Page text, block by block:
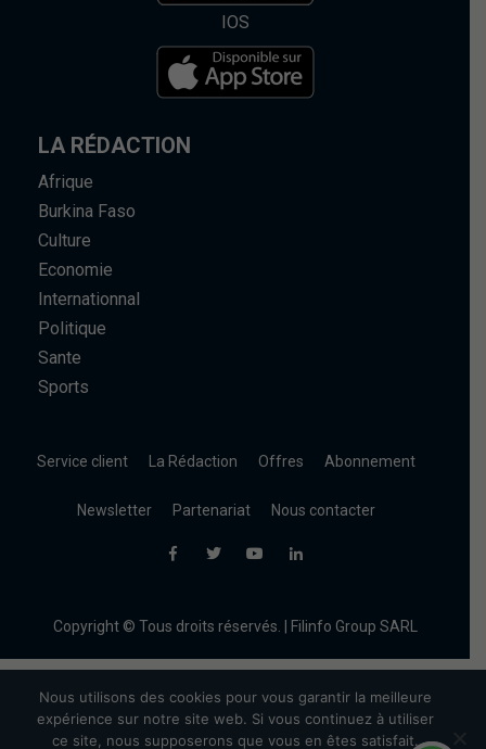
IOS
LA RÉDACTION
Afrique
Burkina Faso
Culture
Economie
Internationnal
Politique
Sante
Sports
Service client La Rédaction Offres Abonnement
Newsletter Partenariat Nous contacter
Copyright © Tous droits réservés. | Filinfo Group SARL
Nous utilisons des cookies pour vous garantir la meilleure
expérience sur notre site web. Si vous continuez à utiliser
ce site, nous supposerons que vous en êtes satisfait.